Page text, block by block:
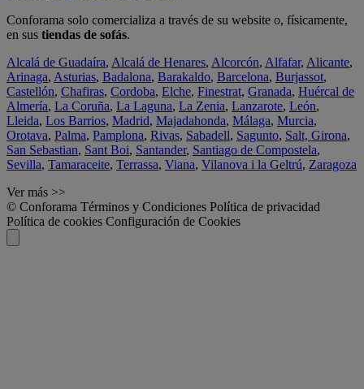
Conforama solo comercializa a través de su website o, físicamente,
en sus tiendas de sofás.
Alcalá de Guadaíra, Alcalá de Henares, Alcorcón, Alfafar, Alicante,
Arinaga, Asturias, Badalona, Barakaldo, Barcelona, Burjassot,
Castellón, Chafiras, Cordoba, Elche, Finestrat, Granada, Huércal de
Almería, La Coruña, La Laguna, La Zenia, Lanzarote, León,
Lleida, Los Barrios, Madrid, Majadahonda, Málaga, Murcia,
Orotava, Palma, Pamplona, Rivas, Sabadell, Sagunto, Salt, Girona,
San Sebastian, Sant Boi, Santander, Santiago de Compostela,
Sevilla, Tamaraceite, Terrassa, Viana, Vilanova i la Geltrú, Zaragoza
Ver más >>
© Conforama Términos y Condiciones Política de privacidad
Política de cookies Configuración de Cookies